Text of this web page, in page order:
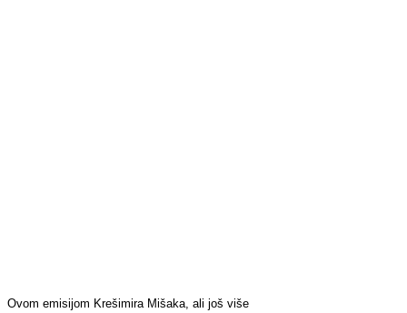
Ovom emisijom Krešimira Mišaka, ali još više